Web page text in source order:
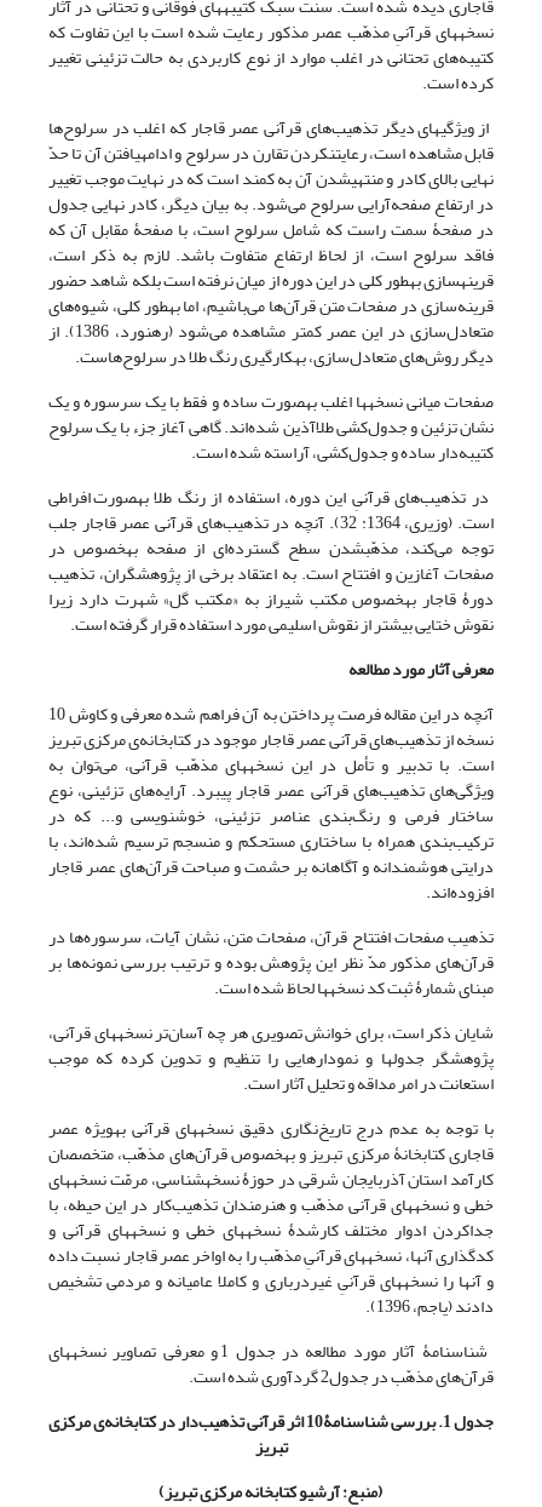
قاجاری دیده شده است. سنت سبک کتیبه‎های فوقانی و تحتانی در آثار
نسخه‎های قرآنیِ مذهّب عصر مذکور رعایت شده است با این تفاوت که
کتیبه‌های تحتانی در اغلب موارد از نوع کاربردی به حالت تزئینی تغییر
کرده است.
از ویژگی‎های دیگر تذهیب‌های قرآنی عصر قاجار که اغلب در سرلوح‌ها
قابل مشاهده است، رعایت‎نکردن تقارن در سرلوح و ادامه‎یافتن آن تا حدّ
نهایی بالای کادر و منتهی‎شدن آن به کمند است که در نهایت موجب تغییر
در ارتفاع صفحه‌آرایی سرلوح می‌شود. به بیان دیگر، کادر نهایی جدول
در صفحۀ سمت راست که شامل سرلوح است، با صفحۀ مقابل آن که
فاقد سرلوح است، از لحاظ ارتفاع متفاوت باشد. لازم به ذکر است،
قرینه‎سازی به‎طور کلی در این دوره از میان نرفته است بلکه شاهد حضور
قرینه‌سازی در صفحات متن قرآن‌ها می‌باشیم، اما به‎طور کلی، شیوه‌های
متعادل‌سازی در این عصر کمتر مشاهده می‌شود (رهنورد، 1386). از
دیگر روش‌های متعادل‌سازی، به‎کارگیری رنگ طلا در سرلوح‌هاست.
صفحات میانی نسخه‎ها اغلب به‎صورت ساده و فقط با یک سرسوره و یک
نشان تزئین و جدول‌کشی طلاآذین شده‌اند. گاهی آغاز جزء با یک سرلوح
کتیبه‌دار ساده و جدول‌کشی، آراسته شده است.
در تذهیب‌های قرآنیِ این دوره، استفاده از رنگ طلا به‎صورت افراطی
است. (وزیری، 1364: 32). آنچه در تذهیب‌های قرآنی عصر قاجار جلب
توجه می‌کند، مذهّب‎شدن سطح گسترده‌ای از صفحه به‎خصوص در
صفحات آغازین و افتتاح است. به اعتقاد برخی از پژوهشگران، تذهیب
دورۀ قاجار به‎خصوص مکتب شیراز به «مکتب گل» شهرت دارد زیرا
نقوش ختایی بیشتر از نقوش اسلیمی مورد استفاده قرار گرفته است.
معرفی آثار مورد مطالعه
آنچه در این مقاله فرصت پرداختن به آن فراهم شده معرفی و کاوش 10
نسخه از تذهیب‌های قرآنی عصر قاجار موجود در کتابخانه‌ی مرکزی تبریز
است. با تدبیر و تأمل در این نسخه‎های مذهّب قرآنی، می‌توان به
ویژگی‌های تذهیب‌های قرآنی عصر قاجار پی‎برد. آرایه‌های تزئینی، نوع
ساختار فرمی و رنگ‌بندی عناصر تزئینی، خوشنویسی و... که در
ترکیب‌بندی همراه با ساختاری مستحکم و منسجم ترسیم شده‌‌اند، با
درایتی هوشمندانه و آگاهانه بر حشمت و صباحت قرآن‌های عصر قاجار
افزوده‌اند.
تذهیب صفحات افتتاح قرآن، صفحات متن، نشان آیات، سرسوره‌ها در
قرآن‌های مذکور مدّ نظر این پژوهش بوده و ترتیب بررسی نمونه‌ها بر
مبنای شمارۀ ثبت کد نسخه‎ها لحاظ شده است.
شایان ذکر است، برای خوانش تصویری هر چه آسان‌تر نسخه‎های قرآنی،
پژوهشگر جدول‎ها و نمودارهایی را تنظیم و تدوین کرده که موجب
استعانت در امر مداقه و تحلیل آثار است.
با توجه به عدم درج تاریخ‌نگاری دقیق نسخه‎های قرآنی به‎ویژه عصر
قاجاری کتابخانۀ مرکزی تبریز و به‎خصوص قرآن‌های مذهّب، متخصصان
کارآمد استان آذربایجان شرقی در حوزۀ نسخه‎شناسی، مرمّت نسخه‎های
خطی و نسخه‎های قرآنی مذهّب و هنرمندان تذهیب‌کار در این حیطه، با
جداکردن ادوار مختلف کارشدۀ نسخه‎های خطی و نسخه‎های قرآنی و
کدگذاری آنها، نسخه‎های قرآنیِ مذهّب را به اواخر عصر قاجار نسبت داده
و آنها را نسخه‎های قرآنیِ غیردرباری و کاملا عامیانه و مردمی تشخیص
دادند (یاجم، 1396).
شناسنامۀ آثار مورد مطالعه در جدول 1 و معرفی تصاویر نسخه‎های
قرآن‌های مذهّب در جدول2 گردآوری شده است.
جدول 1. بررسی شناسنامۀ10 اثر قرآنی تذهیب‌دار در کتابخانه‌ی مرکزی
تبریز
(منبع: آرشیو کتابخانه مرکزی تبریز)